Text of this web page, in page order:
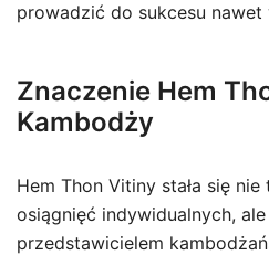
prowadzić do sukcesu
Znaczenie Hem
Kambodży
Hem Thon Vitiny stała się
osiągnięć indywidualnych,
przedstawicielem